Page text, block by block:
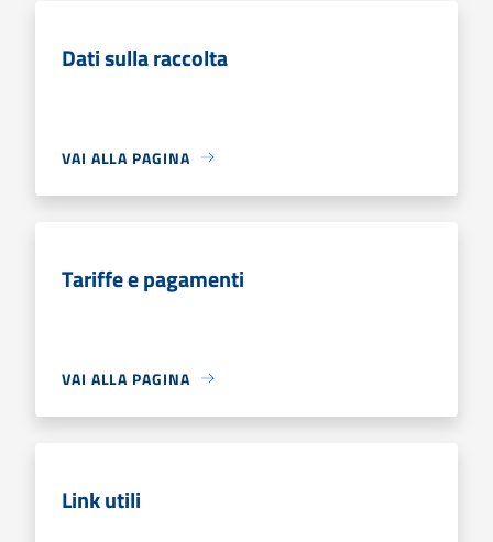
Dati sulla raccolta
VAI ALLA PAGINA
Tariffe e pagamenti
VAI ALLA PAGINA
Link utili